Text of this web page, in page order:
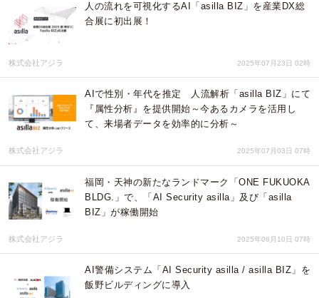
人の流れを可視化するAI「asilla BIZ」を産業DX総
合展に初出展！
株式会社アジラ 2025年07月23日 02時
AIで性別・年代を推定 人流解析「asilla BIZ」にて
『属性分析』を提供開始～今あるカメラを活用し
て、来場者データを効率的に分析～
株式会社アジラ 2025年07月03日 07時
福岡・天神の新たなランドマーク「ONE FUKUOKA
BLDG.」で、「AI Security asilla」及び「asilla
BIZ」が稼働開始
株式会社アジラ 2025年06月10日 07時
AI警備システム「AI Security asilla / asilla BIZ」を
飯野ビルディングに導入